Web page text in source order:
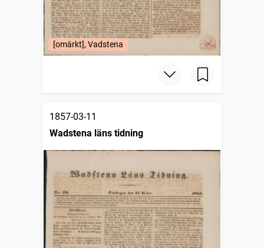
[omärkt], Vadstena
1857-03-11
Wadstena läns tidning